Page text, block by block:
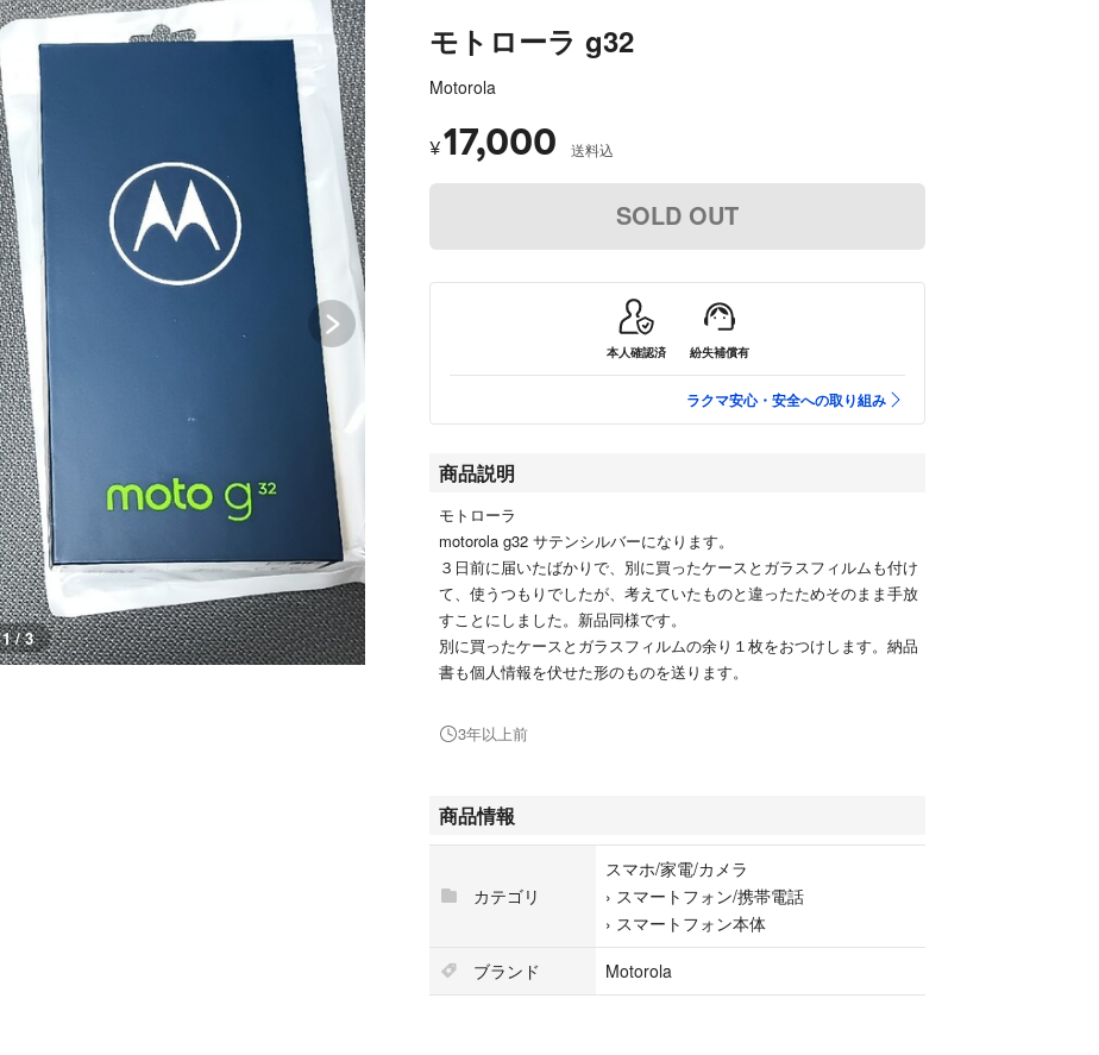
1 / 3
モトローラ g32
Motorola
¥17,000 送料込
SOLD OUT
本人確認済 紛失補償有
ラクマ安心・安全への取り組み
商品説明
モトローラ
motorola g32 サテンシルバーになります。
３日前に届いたばかりで、別に買ったケースとガラスフィルムも付け
て、使うつもりでしたが、考えていたものと違ったためそのまま手放
すことにしました。新品同様です。
別に買ったケースとガラスフィルムの余り１枚をおつけします。納品
書も個人情報を伏せた形のものを送ります。
3年以上前
商品情報
カテゴリ
スマホ/家電/カメラ
› スマートフォン/携帯電話
› スマートフォン本体
ブランド
Motorola